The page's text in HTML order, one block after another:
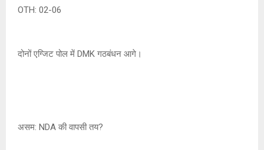
OTH: 02-06
दोनों एग्जिट पोल में DMK गठबंधन आगे।
असम: NDA की वापसी तय?